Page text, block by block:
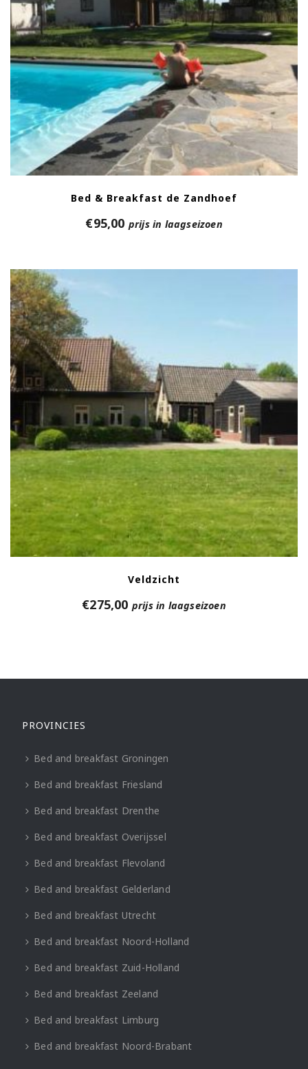
Bed & Breakfast de Zandhoef
€95,00 prijs in laagseizoen
Veldzicht
€275,00 prijs in laagseizoen
PROVINCIES
Bed and breakfast Groningen
Bed and breakfast Friesland
Bed and breakfast Drenthe
Bed and breakfast Overijssel
Bed and breakfast Flevoland
Bed and breakfast Gelderland
Bed and breakfast Utrecht
Bed and breakfast Noord-Holland
Bed and breakfast Zuid-Holland
Bed and breakfast Zeeland
Bed and breakfast Limburg
Bed and breakfast Noord-Brabant